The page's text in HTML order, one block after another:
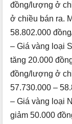
đồng/lượng ở
ở chiều bán ra.
58.802.000
– Giá vàng loại
tăng 20.000
đồng/lượng ở
57.730.000 –
– Giá vàng loại
giảm 50.000